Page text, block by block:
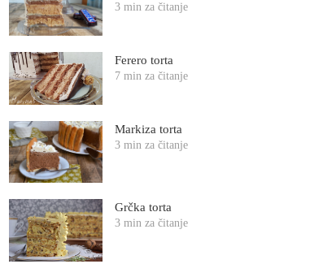
3 min za čitanje
Ferero torta
7 min za čitanje
Markiza torta
3 min za čitanje
Grčka torta
3 min za čitanje